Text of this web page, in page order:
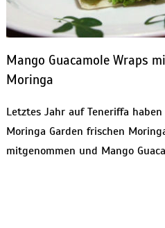
Mango Guacamole Wraps
Moringa
Letztes Jahr auf Teneriffa
Moringa Garden frischen
mitgenommen und Mango